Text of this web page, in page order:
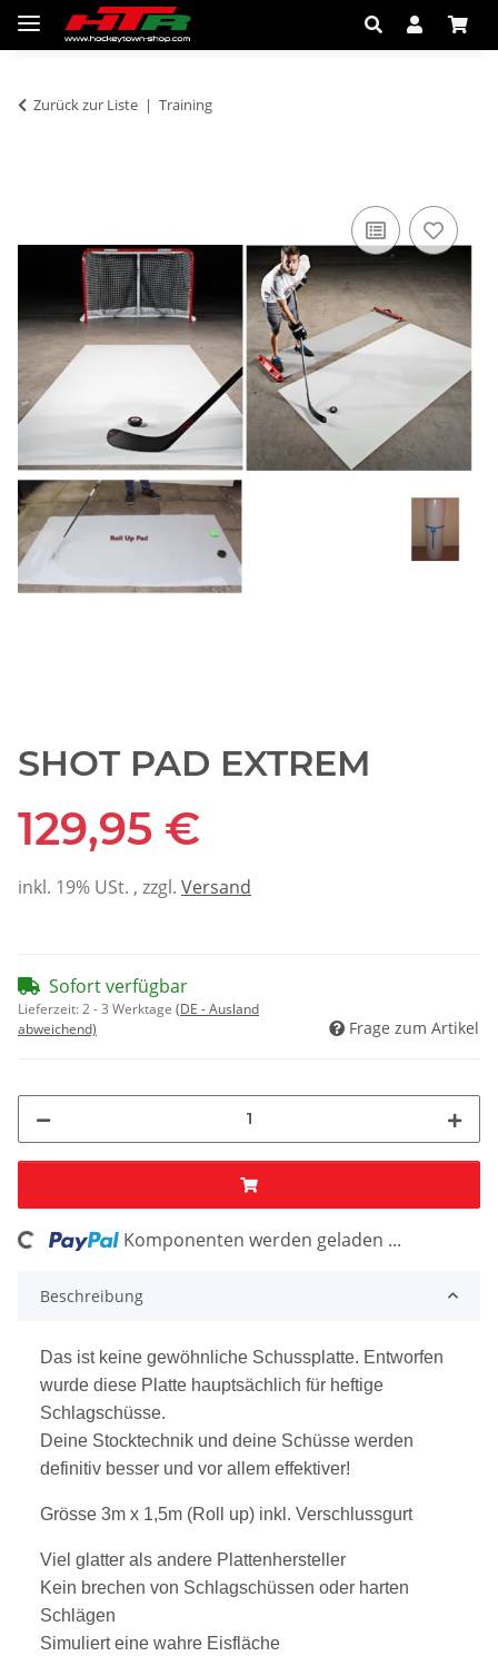
Zurück zur Liste Training
SHOT PAD EXTREM
129,95 €
inkl. 19% USt. , zzgl. Versand
Sofort verfügbar
Lieferzeit:2 - 3 Werktage (DE - Ausland
abweichend)
Frage zum Artikel
Komponenten werden geladen ...
Beschreibung
Das ist keine gewöhnliche Schussplatte. Entworfen
wurde diese Platte hauptsächlich für heftige
Schlagschüsse.
Deine Stocktechnik und deine Schüsse werden
definitiv besser und vor allem effektiver!
Grösse 3m x 1,5m (Roll up) inkl. Verschlussgurt
Viel glatter als andere Plattenhersteller
Kein brechen von Schlagschüssen oder harten
Schlägen
Simuliert eine wahre Eisfläche